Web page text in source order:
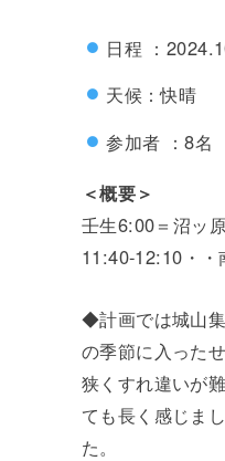
日程 ：
天候：快晴
参加者 ：8名
＜概要＞
壬生6:00＝沼ッ
11:40-12:10・
◆計画では城山
の季節に入った
狭くすれ違いが
ても長く感じま
た。